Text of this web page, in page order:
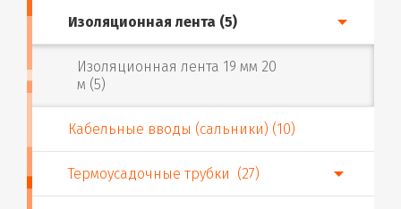
Изоляционная лента (5)
Изоляционная лента 19 мм 20
м (5)
Кабельные вводы (сальники) (10)
Термоусадочные трубки (27)